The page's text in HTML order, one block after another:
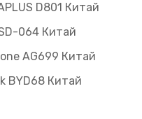
D801 Китай
064 Китай
AG699 Китай
BYD68 Китай